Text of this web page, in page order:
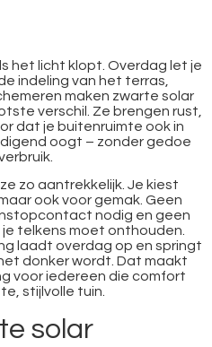
het licht klopt. Overdag let je
indeling van het terras,
maken zwarte solar
verschil. Ze brengen rust,
dat je buitenruimte ook in
oogt – zonder gedoe
zo aantrekkelijk. Je kiest
ook voor gemak. Geen
nodig en geen
telkens moet onthouden.
laadt overdag op en springt
donker wordt. Dat maakt
voor iedereen die comfort
stijlvolle tuin.
solar